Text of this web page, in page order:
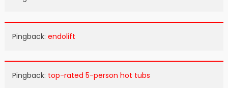
Pingback: endolift
Pingback: top-rated 5-person hot tubs